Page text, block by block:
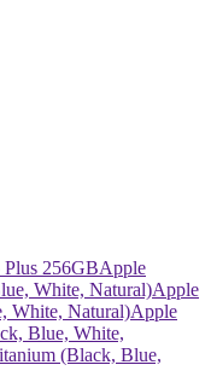
256GBApple
White, Natural)Apple
White, Natural)Apple
Blue, White,
(Black, Blue,